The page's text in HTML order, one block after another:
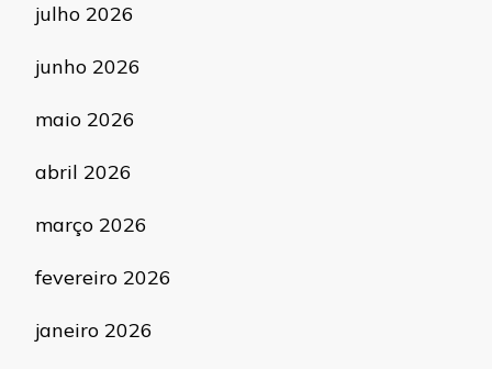
julho 2026
junho 2026
maio 2026
abril 2026
março 2026
fevereiro 2026
janeiro 2026